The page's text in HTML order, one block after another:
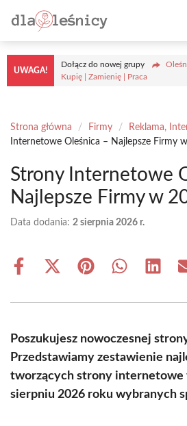
do
treści
UWAGA!
Dołącz do nowej grupy
Kupię | Zamienię | Praca
Strona główna / Firmy / Reklama,
Internetowe Oleśnica – Najlepsze Firmy
Strony Internetowe
Najlepsze Firmy w
Data dodania: 2 sierpnia 2026 r.
Share
Share
(Twitter)
Share Share Share
Poszukujesz nowoczesnej
Przedstawiamy zestawienie
tworzących strony internetowe
sierpniu 2026 roku wybranych